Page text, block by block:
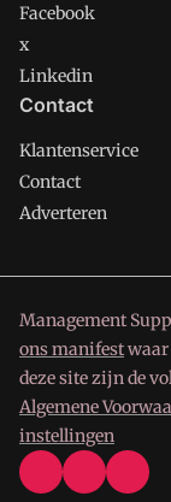
Facebook
x
Linkedin
Contact
Klantenservice
Contact
Adverteren
Management
ons manifestwaar
deze site zijn de
Algemene
instellingen